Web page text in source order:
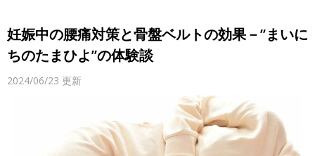
妊娠中の腰痛対策と骨盤ベルトの効果－”まいに
ちのたまひよ”の体験談
2024/06/23 更新